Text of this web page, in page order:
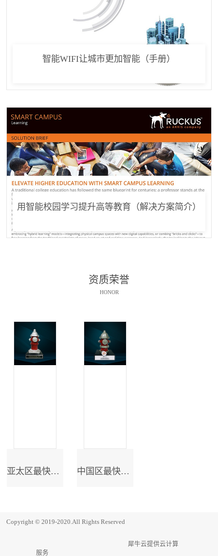
智能WIFI让城市更加智能（手册）
用智能校园学习提升高等教育（解决方案简介）
资质荣誉
HONOR
亚太区最快成长奖 中国区最快成长奖
Copyright © 2019-2020.All Rights Reserved
犀牛云提供云计算
服务